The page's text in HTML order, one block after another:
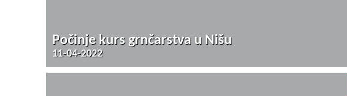
Počinje kurs grnčarstva u Nišu
11-04-2022